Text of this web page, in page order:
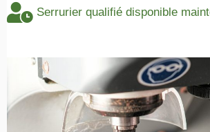
Serrurier qualifié disponible